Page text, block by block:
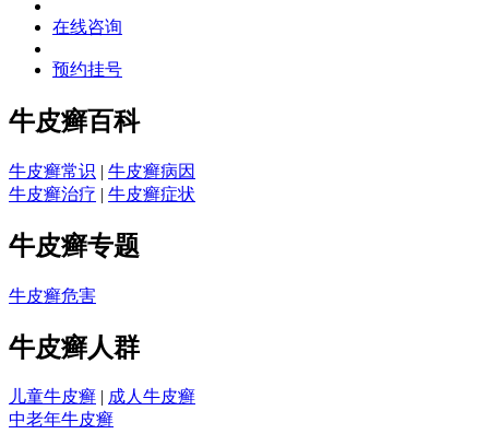
在线咨询
预约挂号
牛皮癣百科
牛皮癣常识 | 牛皮癣病因
牛皮癣治疗 | 牛皮癣症状
牛皮癣专题
牛皮癣危害
牛皮癣人群
儿童牛皮癣 | 成人牛皮癣
中老年牛皮癣